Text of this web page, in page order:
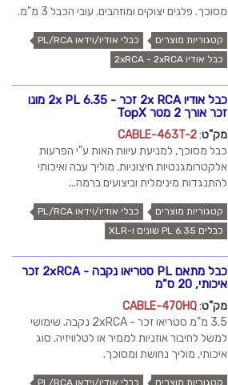
מסוכך. פלגים יצוקים ומוזהבים. עובי הכבל 3 מ"מ.
קטגוריות מוצרים
כבלי אודיו/וידאו PL/RCA
כבל אודיו 2xRCA - 2xRCA
כבל אודיו 2x RCA זכר - 2x PL 6.35 מונו
זכר אורך 2 מטר TopX
מק"ט:
CABLE-463T-2
כבל מסוכך, למניעת עיוות האות ע"י הפרעות
אלקטרומגנטיות חיצוניות. מוליך עבה ואיכותי
להתנגדות מינימלית וביצועים ברמה...
קטגוריות מוצרים
כבלי אודיו/וידאו PL/RCA
כבלים PL 6.35 שונים ו-XLR
כבל מתאם PL סטריאו נקבה - 2xRCA זכר
איכותי, 20 ס"מ
מק"ט:
CABLE-470HQ
3.5 מ"מ סטריאו זכר - 2xRCA נקבה. שימושי
למשל לחיבור אוזניות לממיר או לטלוויזיה. סוג
איכותי, מוליך נחושת ומסוכך.